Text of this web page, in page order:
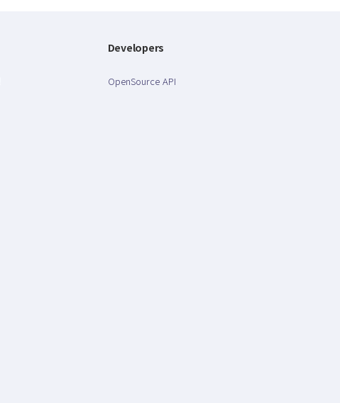
Developers
OpenSource API